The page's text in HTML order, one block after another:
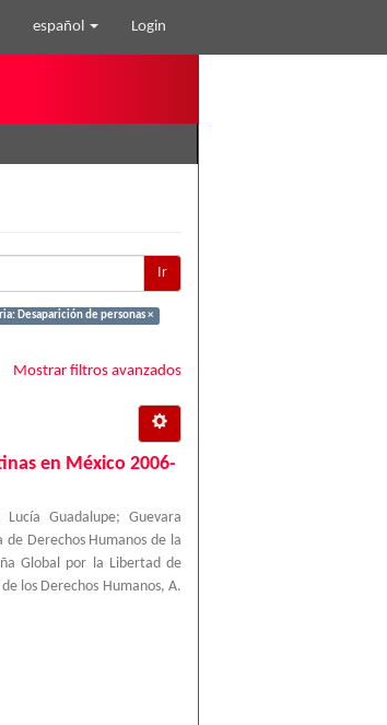
español Login
Ir
Desaparición de personas ×
Mostrar filtros avanzados
en México 2006-
Lucía Guadalupe;Guevara
Derechos Humanos de la
Global por la Libertad de
los Derechos Humanos, A.